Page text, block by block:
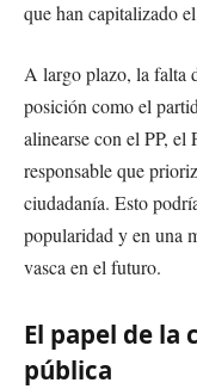
que han capitalizado
A largo plazo, la falta
posición como el
alinearse con el PP,
responsable que
ciudadanía. Esto
popularidad y en una
vasca en el futuro.
El papel de la
pública